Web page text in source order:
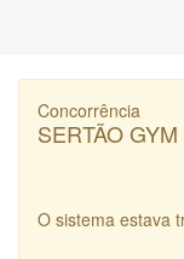
Concorrência
SERTÃO GYM
O sistema estava